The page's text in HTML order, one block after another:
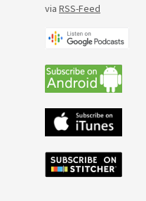
via RSS-Feed